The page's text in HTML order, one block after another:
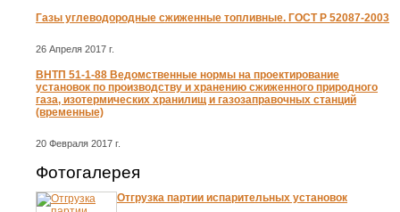
Газы углеводородные сжиженные топливные. ГОСТ Р 52087-2003
26 Апреля 2017 г.
ВНТП 51-1-88 Ведомственные нормы на проектирование
установок по производству и хранению сжиженного природного
газа, изотермических хранилищ и газозаправочных станций
(временные)
20 Февраля 2017 г.
Фотогалерея
Отгрузка партии испарительных установок